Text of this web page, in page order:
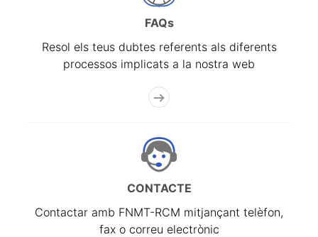
FAQs
Resol els teus dubtes referents als diferents
processos implicats a la nostra web
CONTACTE
Contactar amb FNMT-RCM mitjançant telèfon,
fax o correu electrònic